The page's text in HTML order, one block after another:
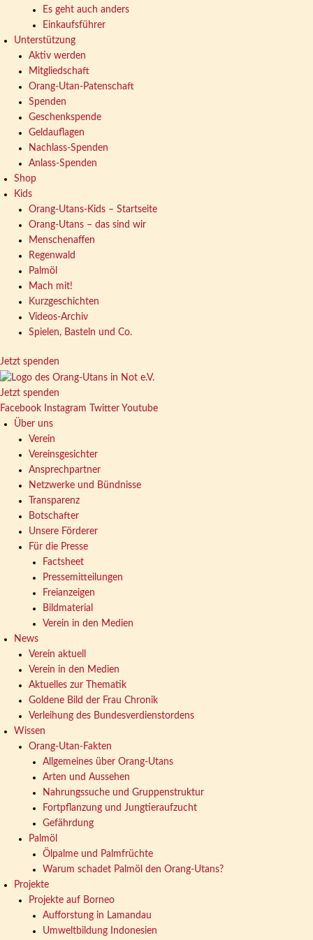
Es geht auch anders
Einkaufsführer
Unterstützung
Aktiv werden
Mitgliedschaft
Orang-Utan-Patenschaft
Spenden
Geschenkspende
Geldauflagen
Nachlass-Spenden
Anlass-Spenden
Shop
Kids
Orang-Utans-Kids – Startseite
Orang-Utans – das sind wir
Menschenaffen
Regenwald
Palmöl
Mach mit!
Kurzgeschichten
Videos-Archiv
Spielen, Basteln und Co.
Jetzt spenden
Jetzt spenden
Facebook
Instagram Twitter Youtube
Über uns
Verein
Vereinsgesichter
Ansprechpartner
Netzwerke und Bündnisse
Transparenz
Botschafter
Unsere Förderer
Für die Presse
Factsheet
Pressemitteilungen
Freianzeigen
Bildmaterial
Verein in den Medien
News
Verein aktuell
Verein in den Medien
Aktuelles zur Thematik
Goldene Bild der Frau Chronik
Verleihung des Bundesverdienstordens
Wissen
Orang-Utan-Fakten
Allgemeines über Orang-Utans
Arten und Aussehen
Nahrungssuche und Gruppenstruktur
Fortpflanzung und Jungtieraufzucht
Gefährdung
Palmöl
Ölpalme und Palmfrüchte
Warum schadet Palmöl den Orang-Utans?
Projekte
Projekte auf Borneo
Aufforstung in Lamandau
Umweltbildung Indonesien